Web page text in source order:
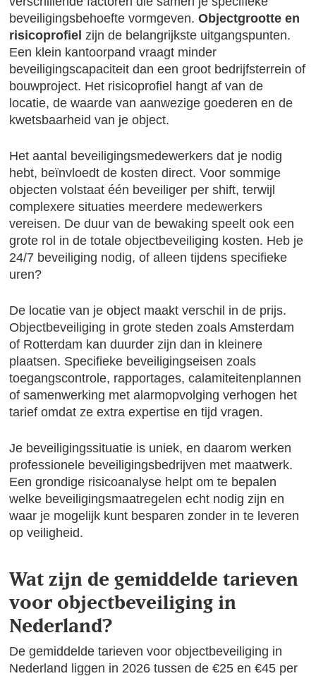
beveiligingsbehoefte vormgeven.Objectgrootte en
risicoprofiel zijn de belangrijkste uitgangspunten.
Een klein kantoorpand vraagt minder
beveiligingscapaciteit dan een groot bedrijfsterrein of
bouwproject. Het risicoprofiel hangt af van de
locatie, de waarde van aanwezige goederen en de
kwetsbaarheid van je object.
Het aantal beveiligingsmedewerkers dat je nodig
hebt, beïnvloedt de kosten direct. Voor sommige
objecten volstaat één beveiliger per shift, terwijl
complexere situaties meerdere medewerkers
vereisen. De duur van de bewaking speelt ook een
grote rol in de totale objectbeveiliging kosten. Heb je
24/7 beveiliging nodig, of alleen tijdens specifieke
uren?
De locatie van je object maakt verschil in de prijs.
Objectbeveiliging in grote steden zoals Amsterdam
of Rotterdam kan duurder zijn dan in kleinere
plaatsen. Specifieke beveiligingseisen zoals
toegangscontrole, rapportages, calamiteitenplannen
of samenwerking met alarmopvolging verhogen het
tarief omdat ze extra expertise en tijd vragen.
Je beveiligingssituatie is uniek, en daarom werken
professionele beveiligingsbedrijven met maatwerk.
Een grondige risicoanalyse helpt om te bepalen
welke beveiligingsmaatregelen echt nodig zijn en
waar je mogelijk kunt besparen zonder in te leveren
op veiligheid.
Wat zijn de gemiddelde tarieven
voor objectbeveiliging in
Nederland?
De gemiddelde tarieven voor objectbeveiliging in
Nederland liggen in 2026 tussen de €25 en €45 per